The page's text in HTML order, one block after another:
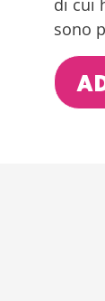
di cui
sono